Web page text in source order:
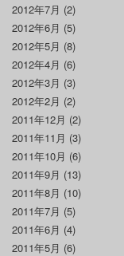
2012年7月 (2)
2012年6月 (5)
2012年5月 (8)
2012年4月 (6)
2012年3月 (3)
2012年2月 (2)
2011年12月 (2)
2011年11月 (3)
2011年10月 (6)
2011年9月 (13)
2011年8月 (10)
2011年7月 (5)
2011年6月 (4)
2011年5月 (6)